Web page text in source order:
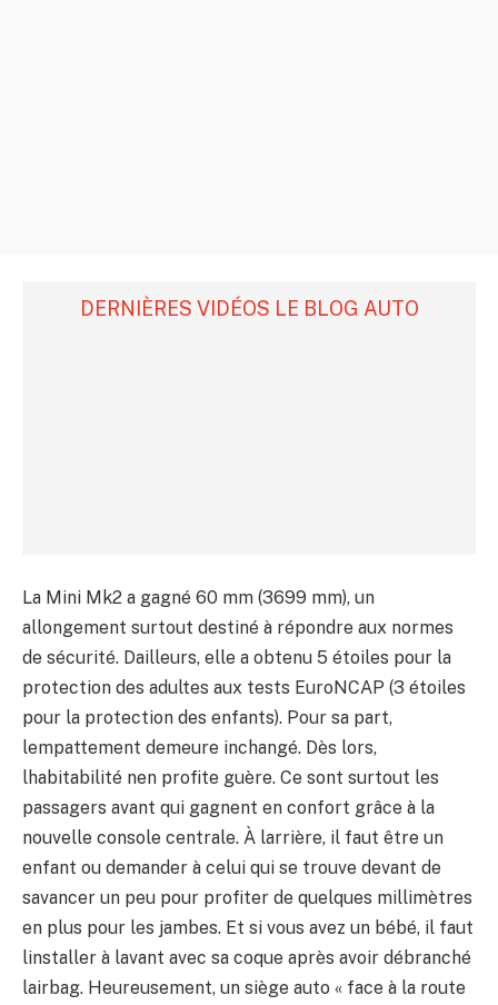
DERNIÈRES VIDÉOS LE BLOG AUTO
La Mini Mk2 a gagné 60 mm (3699 mm), un
allongement surtout destiné à répondre aux normes
de sécurité. Dailleurs, elle a obtenu 5 étoiles pour la
protection des adultes aux tests EuroNCAP (3 étoiles
pour la protection des enfants). Pour sa part,
lempattement demeure inchangé. Dès lors,
lhabitabilité nen profite guère. Ce sont surtout les
passagers avant qui gagnent en confort grâce à la
nouvelle console centrale. À larrière, il faut être un
enfant ou demander à celui qui se trouve devant de
savancer un peu pour profiter de quelques millimètres
en plus pour les jambes. Et si vous avez un bébé, il faut
linstaller à lavant avec sa coque après avoir débranché
lairbag. Heureusement, un siège auto « face à la route